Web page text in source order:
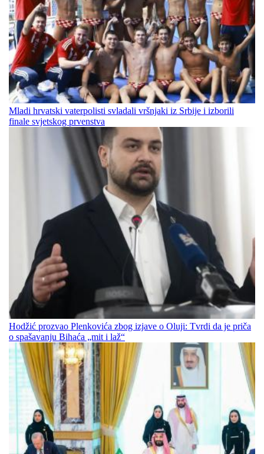
Mladi hrvatski vaterpolisti svladali vršnjaki iz Srbije i izborili
finale svjetskog prvenstva
Hodžić prozvao Plenkovića zbog izjave o Oluji: Tvrdi da je priča
o spašavanju Bihaća „mit i laž“